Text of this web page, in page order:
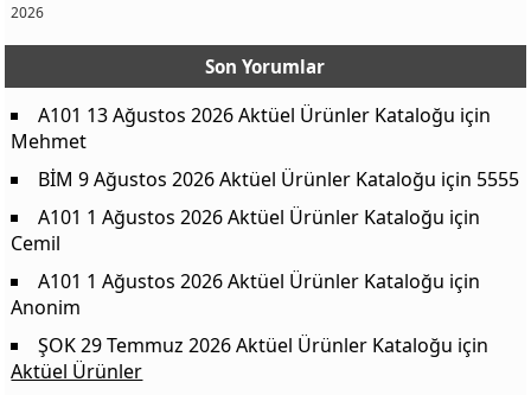
2026
Son Yorumlar
A101 13 Ağustos 2026 Aktüel Ürünler Kataloğu için
Mehmet
BİM 9 Ağustos 2026 Aktüel Ürünler Kataloğu için 5555
A101 1 Ağustos 2026 Aktüel Ürünler Kataloğu için
Cemil
A101 1 Ağustos 2026 Aktüel Ürünler Kataloğu için
Anonim
ŞOK 29 Temmuz 2026 Aktüel Ürünler Kataloğu için
Aktüel Ürünler